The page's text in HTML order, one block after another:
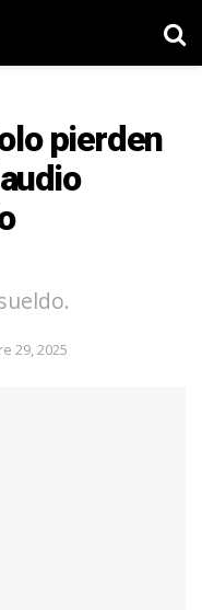
pierden
29, 2025